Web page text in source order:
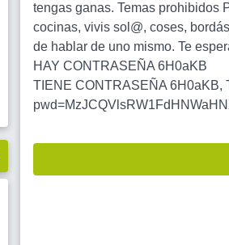
tengas ganas. Temas prohibidos
cocinas, vivis sol@, coses,
de hablar de uno mismo. Te
HAY CONTRASEÑA 6H0aKB
TIENE CONTRASEÑA 6H0aKB,